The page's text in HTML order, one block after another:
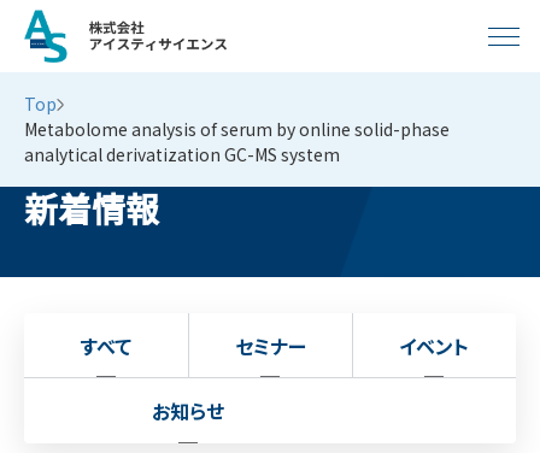
Top
Metabolome analysis of serum by online solid-phase
analytical derivatization GC-MS system
新着情報
すべて セミナー イベント
お知らせ